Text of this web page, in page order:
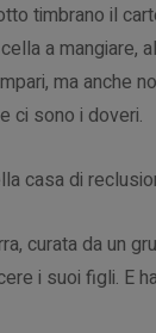
timbrano il
a mangiare,
ma anche
ci sono i doveri.
casa di
curata da un
i suoi figli. E